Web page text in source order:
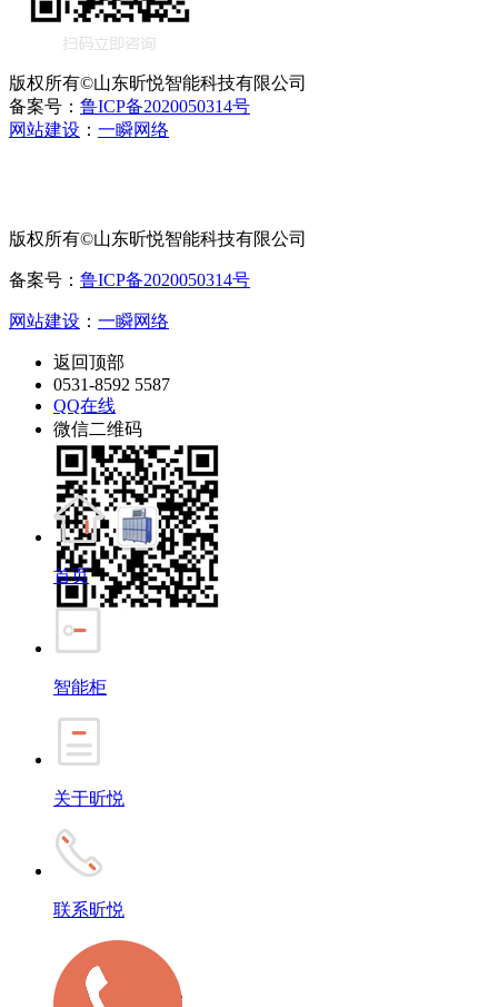
版权所有©山东昕悦智能科技有限公司
备案号： 鲁ICP备2020050314号
网站建设 ： 一瞬网络
版权所有©山东昕悦智能科技有限公司
备案号： 鲁ICP备2020050314号
网站建设 ： 一瞬网络
返回顶部
0531-8592 5587
QQ在线
微信二维码
首页
智能柜
关于昕悦
联系昕悦